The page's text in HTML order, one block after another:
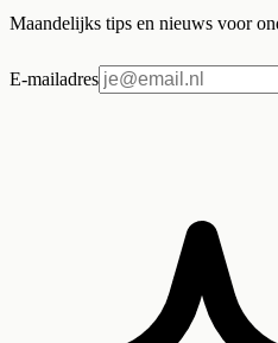
Maandelijks tips en nieuws voor
E-mailadres